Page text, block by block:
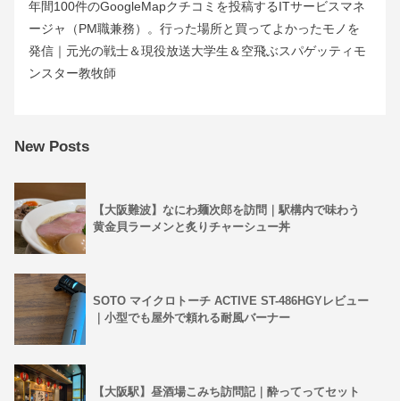
年間100件のGoogleMapクチコミを投稿するITサービスマネ
ージャ（PM職兼務）。行った場所と買ってよかったモノを
発信｜元光の戦士＆現役放送大学生＆空飛ぶスパゲッティモ
ンスター教牧師
New Posts
【大阪難波】なにわ麺次郎を訪問｜駅構内で味わう
黄金貝ラーメンと炙りチャーシュー丼
SOTO マイクロトーチ ACTIVE ST-486HGYレビュー
｜小型でも屋外で頼れる耐風バーナー
【大阪駅】昼酒場こみち訪問記｜酔ってってセット